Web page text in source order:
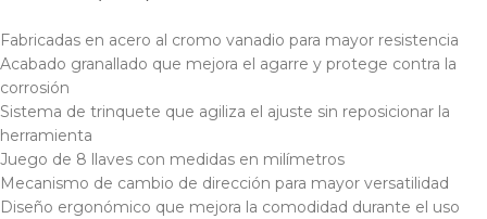
Fabricadas en acero al cromo vanadio para mayor resistencia
Acabado granallado que mejora el agarre y protege contra la
corrosión
Sistema de trinquete que agiliza el ajuste sin reposicionar la
herramienta
Juego de 8 llaves con medidas en milímetros
Mecanismo de cambio de dirección para mayor versatilidad
Diseño ergonómico que mejora la comodidad durante el uso